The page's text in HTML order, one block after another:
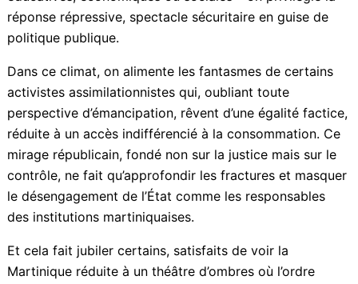
profonde. Plutôt que de s’attaquer aux racines du mal
– qu’elles soient éducatives, économiques ou sociales
sécuritaire en guise de politique publique.
Dans ce climat, on alimente les fantasmes de certains
activistes assimilationnistes qui, oubliant toute
perspective d’émancipation, rêvent d’une égalité
factice, réduite à un accès indifférencié à la
consommation. Ce mirage républicain, fondé non sur
la justice mais sur le contrôle, ne fait qu’approfondir
comme les responsables des institutions
martiniquaises.